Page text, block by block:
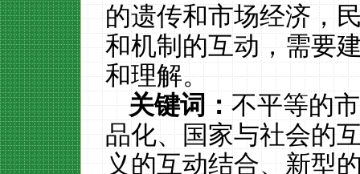
的遗传和市场经济，
和机制的互动，需要
和理解。
关键词：不平等的
品化、国家与社会的
义的互动结合、新型